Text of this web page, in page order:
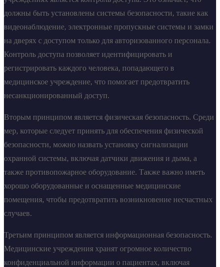
должны быть установлены системы безопасности, такие как
видеонаблюдение, электронные пропускные системы и замки
на дверях с доступом только для авторизованного персонала.
Контроль доступа позволяет идентифицировать и
регистрировать каждого человека, попадающего в
медицинское учреждение, что помогает предотвратить
несанкционированный доступ.
Вторым принципом является физическая безопасность. Среди
мер, которые следует принять для обеспечения физической
безопасности, можно назвать установку сигнализации
охранной системы, включая датчики движения и дыма, а
также противопожарное оборудование. Также важно иметь
хорошо оборудованные и оснащенные медицинские
помещения, чтобы предотвратить возникновение несчастных
случаев.
Третьим принципом является информационная безопасность.
Медицинские учреждения хранят огромное количество
конфиденциальной информации о пациентах, включая